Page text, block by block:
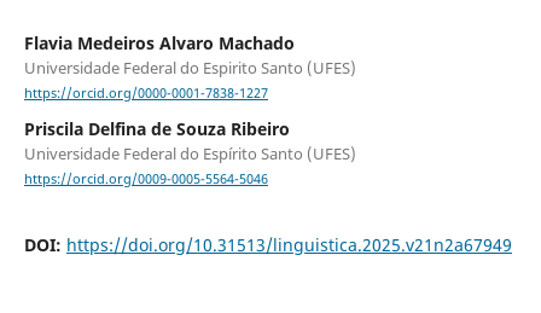
Flavia Medeiros Alvaro Machado
Universidade Federal do Espirito Santo (UFES)
https://orcid.org/0000-0001-7838-1227
Priscila Delfina de Souza Ribeiro
Universidade Federal do Espírito Santo (UFES)
https://orcid.org/0009-0005-5564-5046
DOI: https://doi.org/10.31513/linguistica.2025.v21n2a67949